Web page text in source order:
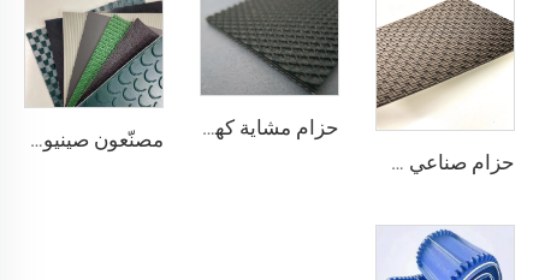
حزام صناعي صيني لتتبع وتلميع الحزام الناقل الماسي من مادة PVC
حزام مشاية كهربائية من البلاستيك PVC عالي الجودة من مورد صيني، ناعم وهادئ ومطاطي ويظل مستقرًا ومقاومًا للانزلاق مصنّعون صينيون لمصانع التصنيع حسب الطلب لأنواع pu وpvc وpvk من أحزمة النقل البوليسترية